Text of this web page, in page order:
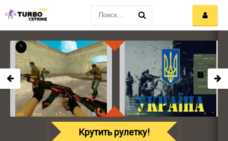
Крутить рулетку!